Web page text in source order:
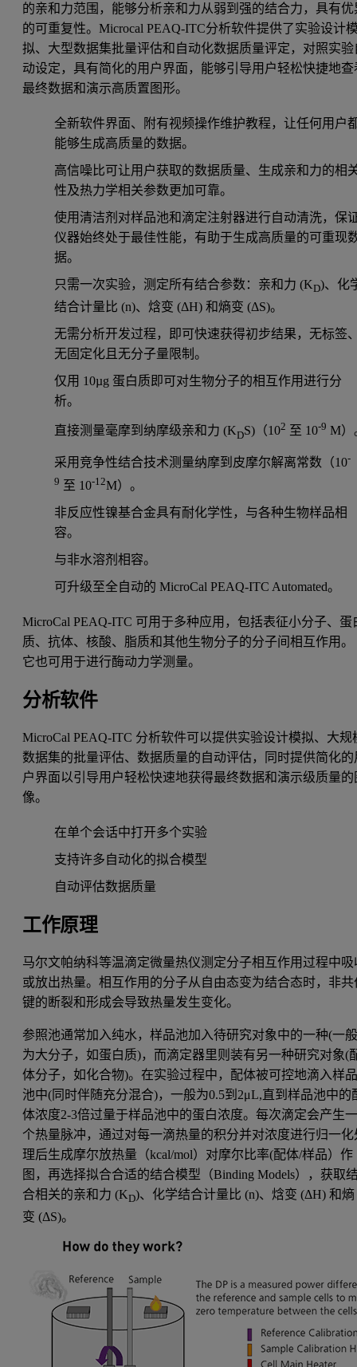
的亲和力范围，能够分析亲和力从弱到强的结合力，具有优
的可重复性。Microcal PEAQ-ITC分析软件提供了实验设计
拟、大型数据集批量评估和自动化数据质量评定，对照实验
动设定，具有简化的用户界面，能够引导用户轻松快捷地查
最终数据和演示高质置图形。
全新软件界面、附有视频操作维护教程，让任何用户
能够生成高质量的数据。
高信噪比可让用户获取的数据质量、生成亲和力的相
性及热力学相关参数更加可靠。
使用清洁剂对样品池和滴定注射器进行自动清洗，保
仪器始终处于最佳性能，有助于生成高质量的可重现
据。
只需一次实验，测定所有结合参数：亲和力 (KD)、化
结合计量比 (n)、焓变 (ΔH) 和熵变 (ΔS)。
无需分析开发过程，即可快速获得初步结果，无标签
无固定化且无分子量限制。
仅用 10µg 蛋白质即可对生物分子的相互作用进行分
析。
直接测量毫摩到纳摩级亲和力 (KDS)（10­2 至 10-9 M）
采用竞争性结合技术测量纳摩到皮摩尔解离常数（10-
9 至 10-12M）。
非反应性镍基合金具有耐化学性，与各种生物样品相
容。
与非水溶剂相容。
可升级至全自动的 MicroCal PEAQ-ITC Automated。
MicroCal PEAQ-ITC 可用于多种应用，包括表征小分子、蛋
质、抗体、核酸、脂质和其他生物分子的分子间相互作用。
它也可用于进行酶动力学测量。
分析软件
MicroCal PEAQ-ITC 分析软件可以提供实验设计模拟、大规
数据集的批量评估、数据质量的自动评估，同时提供简化的
户界面以引导用户轻松快速地获得最终数据和演示级质量的
像。
在单个会话中打开多个实验
支持许多自动化的拟合模型
自动评估数据质量
工作原理
马尔文帕纳科等温滴定微量热仪测定分子相互作用过程中吸
或放出热量。相互作用的分子从自由态变为结合态时，非共
键的断裂和形成会导致热量发生变化。
参照池通常加入纯水，样品池加入待研究对象中的一种(一
为大分子，如蛋白质)，而滴定器里则装有另一种研究对象(
体分子，如化合物)。在实验过程中，配体被可控地滴入样
池中(同时伴随充分混合)，一般为0.5到2μL,直到样品池中的
体浓度2-3倍过量于样品池中的蛋白浓度。每次滴定会产生
个热量脉冲，通过对每一滴热量的积分并对浓度进行归一化
理后生成摩尔放热量（kcal/mol）对摩尔比率(配体/样品）作
图，再选择拟合合适的结合模型（Binding Models），获取
合相关的亲和力 (KD)、化学结合计量比 (n)、焓变 (ΔH) 和熵
变 (ΔS)。